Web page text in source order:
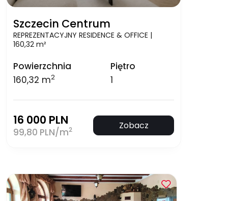
Szczecin Centrum
REPREZENTACYJNY RESIDENCE & OFFICE |
160,32 m²
Powierzchnia
160,32 m2
Piętro
1
16 000 PLN
99,80 PLN/m2 Zobacz